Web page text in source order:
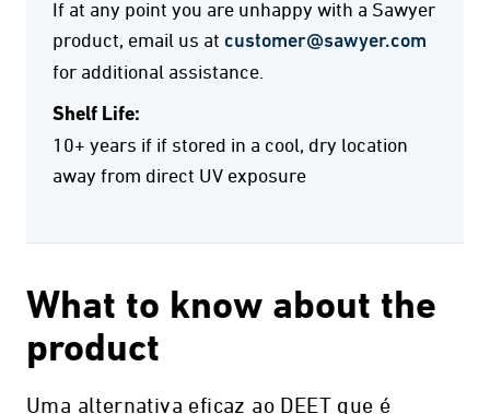
If at any point you are unhappy with a Sawyer
product, email us at customer@sawyer.com
for additional assistance.
Shelf Life:
10+ years if if stored in a cool, dry location
away from direct UV exposure
What to know about the
product
Uma alternativa eficaz ao DEET que é